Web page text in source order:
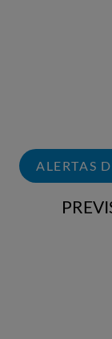
ALERTAS